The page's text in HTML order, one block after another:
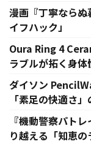
漫画『丁寧なら
イフハック」
Oura Ring 4
ラブルが拓く身
ダイソン
「素足の快適さ
『機動警察パト
り越える「知恵の